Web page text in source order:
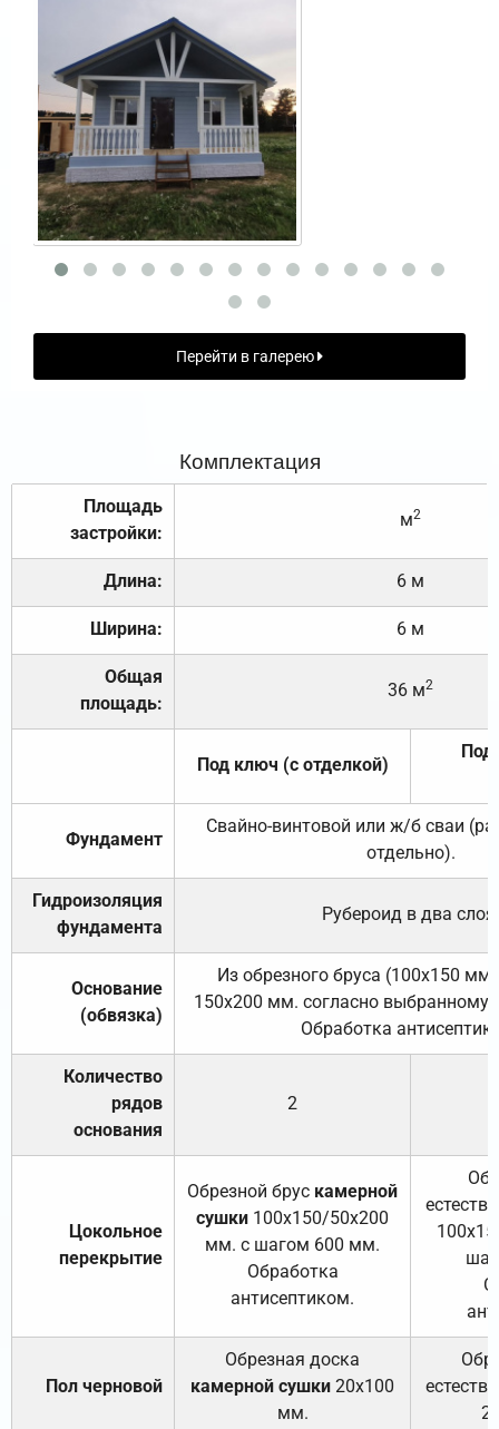
Перейти в галерею
Комплектация
Площадь
застройки:
м2
Длина: 6 м
Ширина: 6 м
Общая
площадь:
36 м2
Под ключ (с отделкой)
Под
Фундамент
Свайно-винтовой или ж/б сваи
отдельно).
Гидроизоляция
фундамента
Рубероид в два слоя.
Основание
(обвязка)
Из обрезного бруса (100х150
150х200 мм. согласно выбранному
Обработка
Количество
рядов
основания
2
Цокольное
перекрытие
Обрезной брус камерной
сушки 100х150/50х200
мм. с шагом 600 мм.
Обработка
антисептиком.
Пол черновой
Обрезная доска
камерной сушки 20х100
мм.